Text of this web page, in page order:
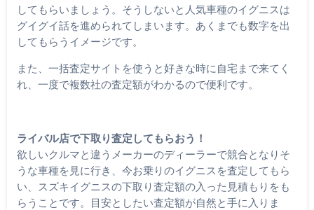
してもらいましょう。そうしないと人気車種のイグニスは
グイグイ話を進められてしまいます。あくまでも数字を出
してもらうイメージです。
また、一括査定サイトを使うと好きな時に自宅まで来てく
れ、一度で複数社の査定額がわかるので便利です。
ライバル店で下取り査定してもらおう！
欲しいクルマと違うメーカーのディーラーで競合となりそ
うな車種を見に行き、今お乗りのイグニスを査定してもら
い、スズキイグニスの下取り査定額の入った見積もりをも
らうことです。目安としたい査定額が自然と手に入りま